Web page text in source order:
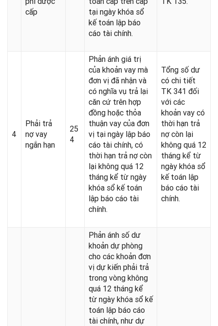
cấp
tại ngày khóa sổ
kế toán lập báo
cáo tài chính.
4
Phải trả
nợ vay
ngắn hạn
25
4
Phản ánh giá trị
của khoản vay mà
đơn vị đã nhận và
có nghĩa vụ trả lại
căn cứ trên hợp
đồng hoặc thỏa
thuận vay của đơn
vị tại ngày lập báo
cáo tài chính, có
thời hạn trả nợ còn
lại không quá 12
tháng kể từ ngày
khóa sổ kế toán
lập báo cáo tài
chính.
Tổng số dư
có chi tiết
TK 341 đối
với các
khoản vay có
thời hạn trả
nợ còn lại
không quá 12
tháng kể từ
ngày khóa sổ
kế toán lập
báo cáo tài
chính.
Phản ánh số dư
khoản dự phòng
cho các khoản đơn
vị dự kiến phải trả
trong vòng không
quá 12 tháng kể
từ ngày khóa sổ kế
toán lập báo cáo
tài chính, như dự